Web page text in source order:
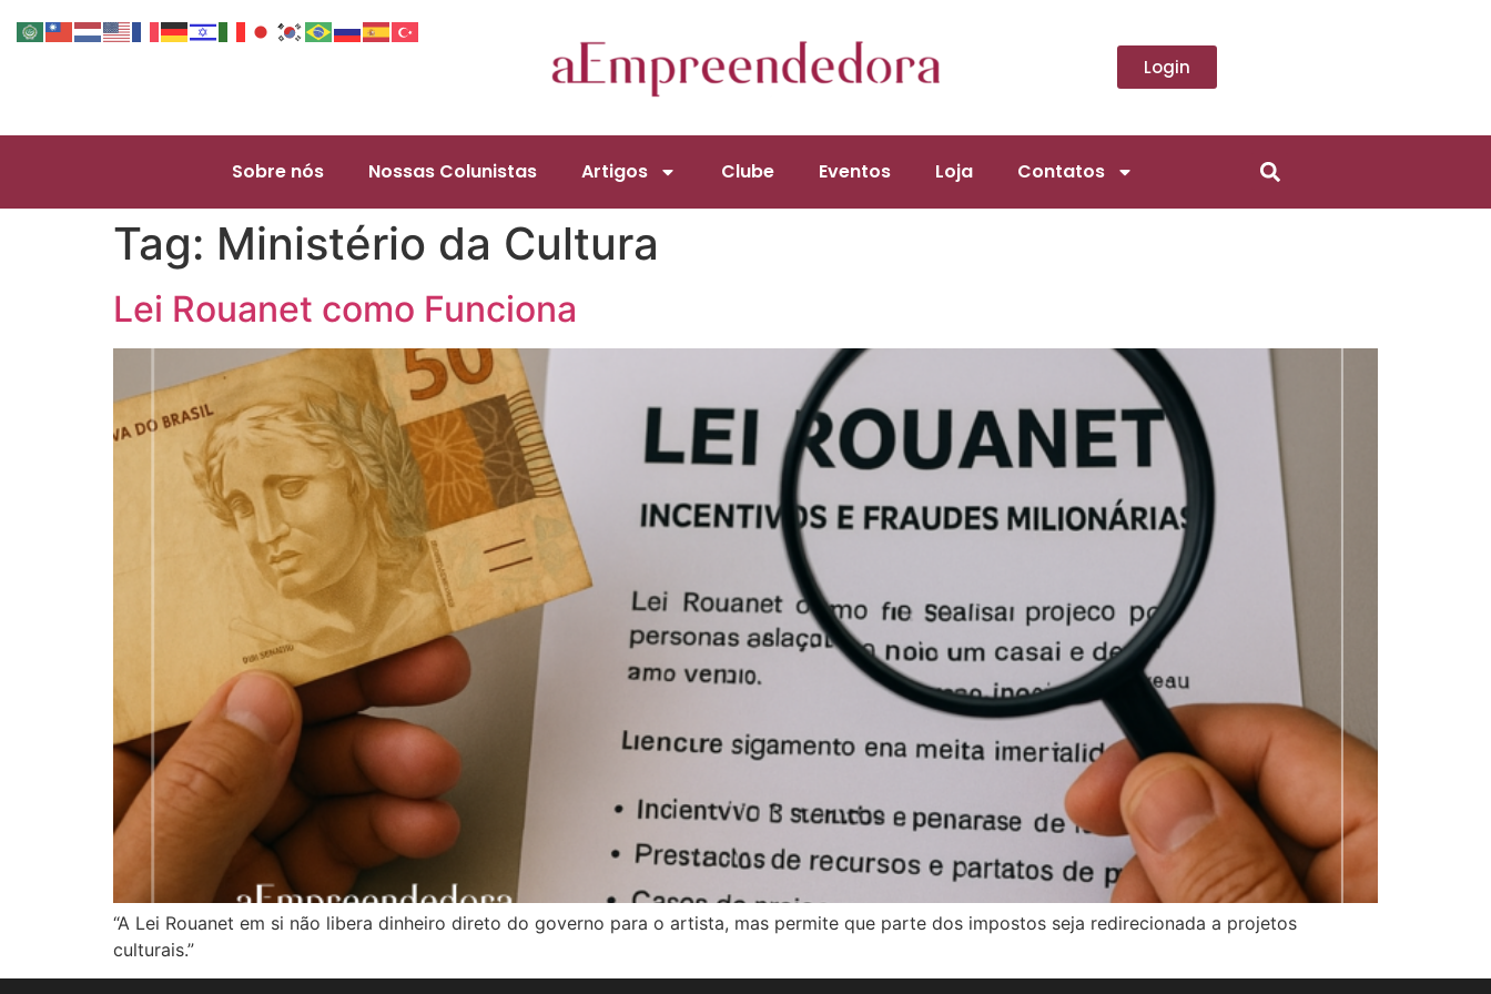
Login
Sobre nós Nossas Colunistas Artigos Clube Eventos Loja Contatos
Tag: Ministério da Cultura
Lei Rouanet como Funciona
“A Lei Rouanet em si não libera dinheiro direto do governo para o artista, mas permite que parte dos impostos seja redirecionada a projetos
culturais.”